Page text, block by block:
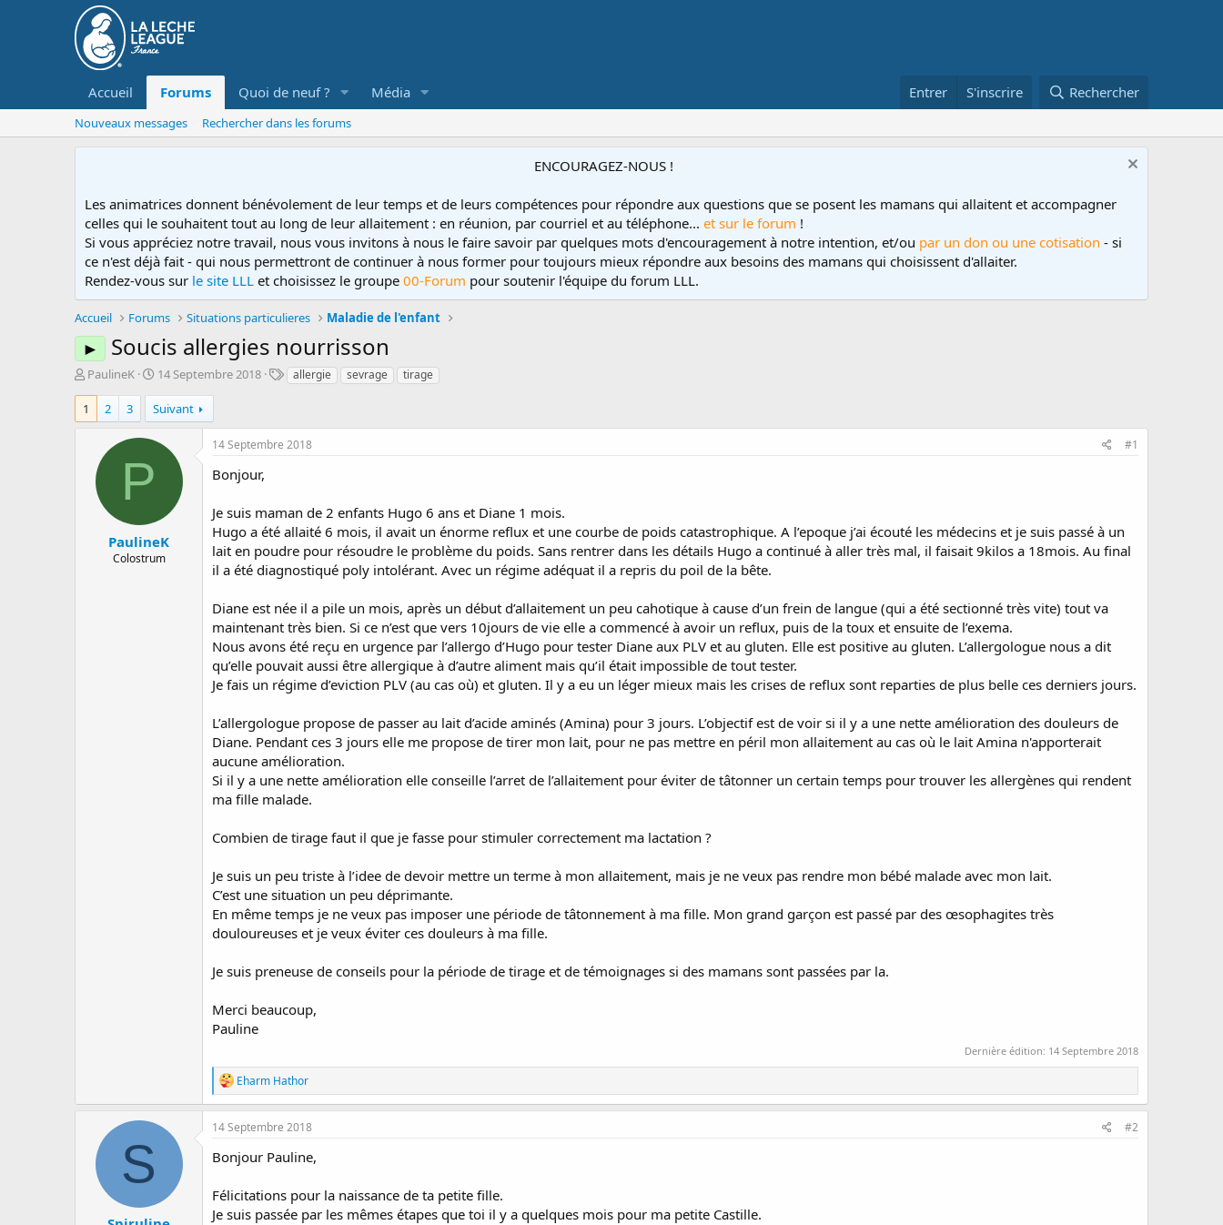
Accueil Forums Quoi de neuf ? Média Entrer S'inscrire Rechercher
Nouveaux messages Rechercher dans les forums
ENCOURAGEZ-NOUS !
Les animatrices donnent bénévolement de leur temps et de leurs compétences pour répondre aux questions que se posent les mamans qui allaitent et accompagner
celles qui le souhaitent tout au long de leur allaitement : en réunion, par courriel et au téléphone... et sur le forum !
Si vous appréciez notre travail, nous vous invitons à nous le faire savoir par quelques mots d'encouragement à notre intention, et/ou par un don ou une cotisation - si
ce n'est déjà fait - qui nous permettront de continuer à nous former pour toujours mieux répondre aux besoins des mamans qui choisissent d'allaiter.
Rendez-vous sur le site LLL et choisissez le groupe 00-Forum pour soutenir l'équipe du forum LLL.
Accueil Forums Situations particulieres Maladie de l'enfant
► Soucis allergies nourrisson
D
m
a
PaulineK
D
t
e
d
u
t
14 Septembre 2018
Tallergie sevrage tirage
1 2 3 Suivant
P
PaulineK
Colostrum
14 Septembre 2018 #1
Bonjour,
Je suis maman de 2 enfants Hugo 6 ans et Diane 1 mois.
Hugo a été allaité 6 mois, il avait un énorme reflux et une courbe de poids catastrophique. A l’epoque j’ai écouté les médecins et je suis passé à un
lait en poudre pour résoudre le problème du poids. Sans rentrer dans les détails Hugo a continué à aller très mal, il faisait 9kilos a 18mois. Au final
il a été diagnostiqué poly intolérant. Avec un régime adéquat il a repris du poil de la bête.
Diane est née il a pile un mois, après un début d’allaitement un peu cahotique à cause d’un frein de langue (qui a été sectionné très vite) tout va
maintenant très bien. Si ce n’est que vers 10jours de vie elle a commencé à avoir un reflux, puis de la toux et ensuite de l’exema.
Nous avons été reçu en urgence par l’allergo d’Hugo pour tester Diane aux PLV et au gluten. Elle est positive au gluten. L’allergologue nous a dit
qu’elle pouvait aussi être allergique à d’autre aliment mais qu’il était impossible de tout tester.
Je fais un régime d’eviction PLV (au cas où) et gluten. Il y a eu un léger mieux mais les crises de reflux sont reparties de plus belle ces derniers jours.
L’allergologue propose de passer au lait d’acide aminés (Amina) pour 3 jours. L’objectif est de voir si il y a une nette amélioration des douleurs de
Diane. Pendant ces 3 jours elle me propose de tirer mon lait, pour ne pas mettre en péril mon allaitement au cas où le lait Amina n'apporterait
aucune amélioration.
Si il y a une nette amélioration elle conseille l’arret de l’allaitement pour éviter de tâtonner un certain temps pour trouver les allergènes qui rendent
ma fille malade.
Combien de tirage faut il que je fasse pour stimuler correctement ma lactation ?
Je suis un peu triste à l’idee de devoir mettre un terme à mon allaitement, mais je ne veux pas rendre mon bébé malade avec mon lait.
C’est une situation un peu déprimante.
En même temps je ne veux pas imposer une période de tâtonnement à ma fille. Mon grand garçon est passé par des œsophagites très
douloureuses et je veux éviter ces douleurs à ma fille.
Je suis preneuse de conseils pour la période de tirage et de témoignages si des mamans sont passées par la.
Merci beaucoup,
Pauline
Dernière édition: 14 Septembre 2018
R
é
a
c
i
o
s
Eharm Hathor
S
14 Septembre 2018 #2
Bonjour Pauline,
Félicitations pour la naissance de ta petite fille.
Je suis passée par les mêmes étapes que toi il y a quelques mois pour ma petite Castille.